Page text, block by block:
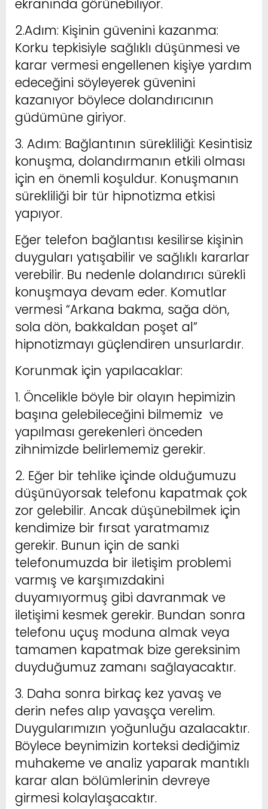
ekranında görünebiliyor.
2.Adım: Kişinin güvenini kazanma:
Korku tepkisiyle sağlıklı düşünmesi ve
karar vermesi engellenen kişiye yardım
edeceğini söyleyerek güvenini
kazanıyor böylece dolandırıcının
güdümüne giriyor.
3. Adım: Bağlantının sürekliliği: Kesintisiz
konuşma, dolandırmanın etkili olması
için en önemli koşuldur. Konuşmanın
sürekliliği bir tür hipnotizma etkisi
yapıyor.
Eğer telefon bağlantısı kesilirse kişinin
duyguları yatışabilir ve sağlıklı kararlar
verebilir. Bu nedenle dolandırıcı sürekli
konuşmaya devam eder. Komutlar
vermesi “Arkana bakma, sağa dön,
sola dön, bakkaldan poşet al”
hipnotizmayı güçlendiren unsurlardır.
Korunmak için yapılacaklar:
1. Öncelikle böyle bir olayın hepimizin
başına gelebileceğini bilmemiz ve
yapılması gerekenleri önceden
zihnimizde belirlememiz gerekir.
2. Eğer bir tehlike içinde olduğumuzu
düşünüyorsak telefonu kapatmak çok
zor gelebilir. Ancak düşünebilmek için
kendimize bir fırsat yaratmamız
gerekir. Bunun için de sanki
telefonumuzda bir iletişim problemi
varmış ve karşımızdakini
duyamıyormuş gibi davranmak ve
iletişimi kesmek gerekir. Bundan sonra
telefonu uçuş moduna almak veya
tamamen kapatmak bize gereksinim
duyduğumuz zamanı sağlayacaktır.
3. Daha sonra birkaç kez yavaş ve
derin nefes alıp yavaşça verelim.
Duygularımızın yoğunluğu azalacaktır.
Böylece beynimizin korteksi dediğimiz
muhakeme ve analiz yaparak mantıklı
karar alan bölümlerinin devreye
girmesi kolaylaşacaktır.